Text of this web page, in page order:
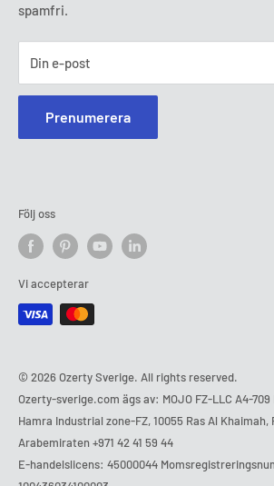
spamfri.
Din e-post
Prenumerera
Följ oss
Vi accepterar
© 2026 Ozerty Sverige. All rights reserved.
Ozerty-sverige.com ägs av: MOJO FZ-LLC A4-
Hamra Industrial zone-FZ, 10055 Ras Al Khaimah,
Arabemiraten+971 42 41 59 44
E-handelslicens: 45000044